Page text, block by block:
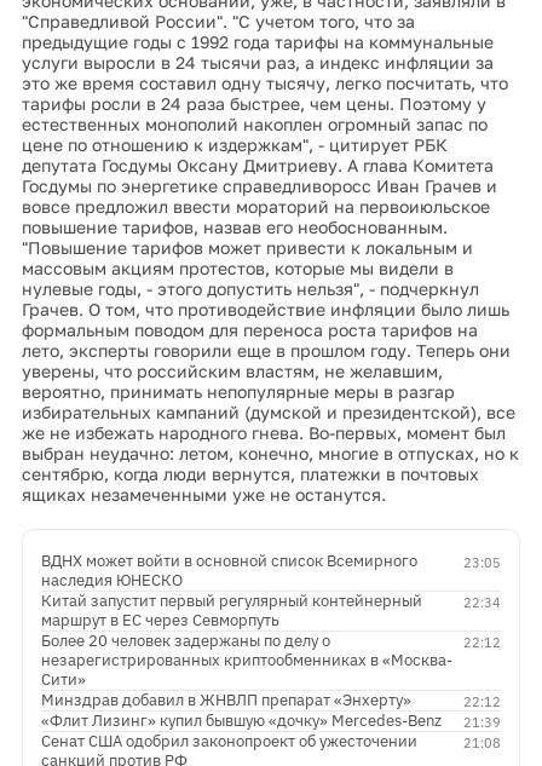
"Справедливой России". "С учетом того, что за
предыдущие годы с 1992 года тарифы на коммунальные
услуги выросли в 24 тысячи раз, а индекс инфляции за
это же время составил одну тысячу, легко посчитать, что
тарифы росли в 24 раза быстрее, чем цены. Поэтому у
естественных монополий накоплен огромный запас по
цене по отношению к издержкам", - цитирует РБК
депутата Госдумы Оксану Дмитриеву. А глава Комитета
Госдумы по энергетике справедливоросс Иван Грачев и
вовсе предложил ввести мораторий на первоиюльское
повышение тарифов, назвав его необоснованным.
"Повышение тарифов может привести к локальным и
массовым акциям протестов, которые мы видели в
нулевые годы, - этого допустить нельзя", - подчеркнул
Грачев. О том, что противодействие инфляции было лишь
формальным поводом для переноса роста тарифов на
лето, эксперты говорили еще в прошлом году. Теперь они
уверены, что российским властям, не желавшим,
вероятно, принимать непопулярные меры в разгар
избирательных кампаний (думской и президентской), все
же не избежать народного гнева. Во-первых, момент был
выбран неудачно: летом, конечно, многие в отпусках, но к
сентябрю, когда люди вернутся, платежки в почтовых
ящиках незамеченными уже не останутся.
23:05
ВДНХ может войти в основной список Всемирного
наследия ЮНЕСКО
22:34
Китай запустит первый регулярный контейнерный
маршрут в ЕС через Севморпуть
22:12
Более 20 человек задержаны по делу о
незарегистрированных криптообменниках в «Москва-
Сити»
22:12
Минздрав добавил в ЖНВЛП препарат «Энхерту»
21:39
«Флит Лизинг» купил бывшую «дочку» Mercedes-Benz
21:08
Сенат США одобрил законопроект об ужесточении
санкций против РФ